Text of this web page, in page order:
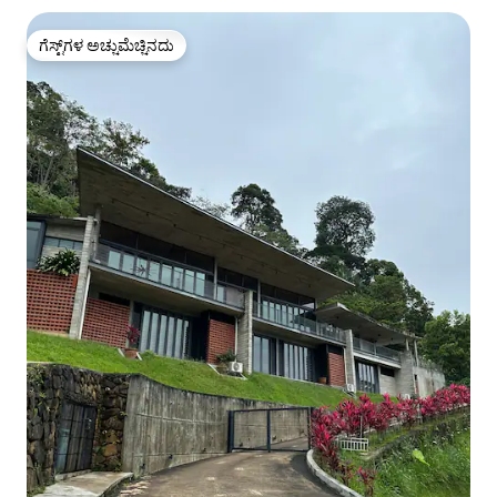
ಗೆಸ್ಟ್‌ಗಳ ಅಚ್ಚುಮೆಚ್ಚಿನದು
ಗೆಸ್ಟ್‌ಗಳ ಅಚ್ಚುಮೆಚ್ಚಿನದು